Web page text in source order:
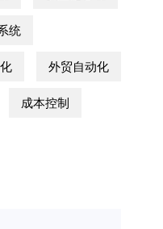
统
外贸自动化
成本控制